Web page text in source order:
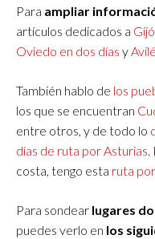
Para ampliar
artículos dedicados a
Oviedo en dos días y
También hablo de los
los que se encuentran
entre otros, y de todo lo
días de ruta por Asturias
costa, tengo esta ruta
Para sondear lugares
puedes verlo en los